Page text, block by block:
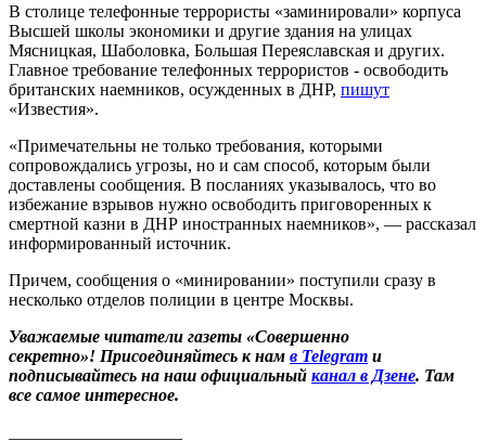
В столице телефонные террористы «заминировали» корпуса
Высшей школы экономики и другие здания на улицах
Мясницкая, Шаболовка, Большая Переяславская и других.
Главное требование телефонных террористов - освободить
британских наемников, осужденных в ДНР, пишут
«Известия».
«Примечательны не только требования, которыми
сопровождались угрозы, но и сам способ, которым были
доставлены сообщения. В посланиях указывалось, что во
избежание взрывов нужно освободить приговоренных к
смертной казни в ДНР иностранных наемников», — рассказал
информированный источник.
Причем, сообщения о «минировании» поступили сразу в
несколько отделов полиции в центре Москвы.
Уважаемые читатели газеты «Совершенно
секретно»! Присоединяйтесь к нам в Telegram и
подписывайтесь на наш официальный канал в Дзене. Там
все самое интересное.